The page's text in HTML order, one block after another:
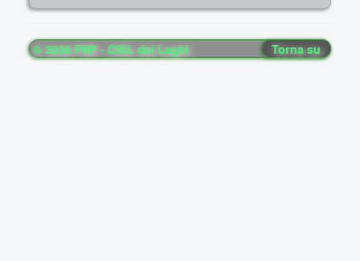
Torna su
© 2026 FNP - CISL dei Laghi